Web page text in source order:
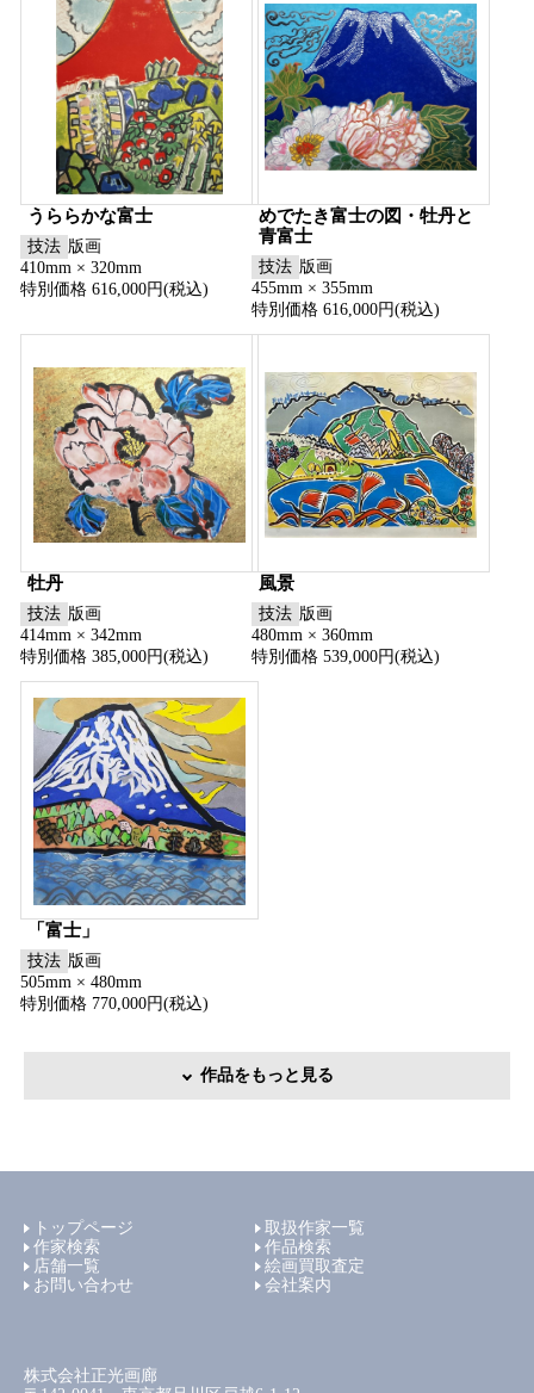
うららかな富士
技法 版画
410mm × 320mm
特別価格 616,000円(税込)
めでたき富士の図・牡丹と
青富士
技法 版画
455mm × 355mm
特別価格 616,000円(税込)
牡丹
技法 版画
414mm × 342mm
特別価格 385,000円(税込)
風景
技法 版画
480mm × 360mm
特別価格 539,000円(税込)
「富士」
技法 版画
505mm × 480mm
特別価格 770,000円(税込)
作品をもっと見る
トップページ
取扱作家一覧
作家検索
作品検索
店舗一覧
絵画買取査定
お問い合わせ
会社案内
株式会社正光画廊